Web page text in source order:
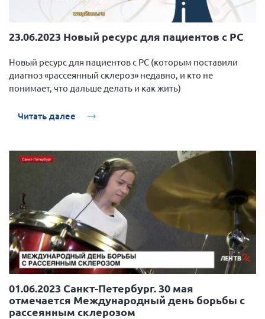
23.06.2023 Новый ресурс для пациентов с РС
Новый ресурс для пациентов с РС (которым поставили
диагноз «рассеянный склероз» недавно, и кто не
понимает, что дальше делать и как жить)
Читать далее
01.06.2023 Санкт-Петербург. 30 мая
отмечается Международный день борьбы с
рассеянным склерозом